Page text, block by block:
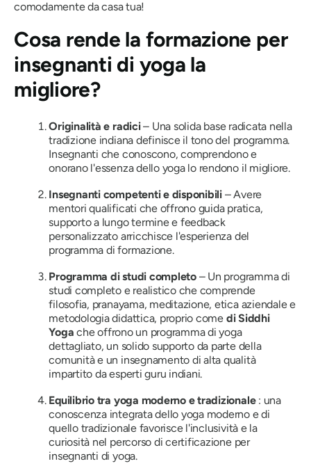
comodamente da casa tua!
Cosa rende la formazione per
insegnanti di yoga la
migliore?
Originalità e radici– Una solida base radicata nella
tradizione indiana definisce il tono del programma.
Insegnanti che conoscono, comprendono e
onorano l'essenza dello yoga lo rendono il migliore.
Insegnanti competenti e disponibili– Avere
mentori qualificati che offrono guida pratica,
supporto a lungo termine e feedback
personalizzato arricchisce l'esperienza del
programma di formazione.
Programma di studi completo– Un programma di
studi completo e realistico che comprende
filosofia, pranayama, meditazione, etica aziendale e
metodologia didattica, proprio come di Siddhi
Yoga che offrono un programma di yoga
dettagliato, un solido supporto da parte della
comunità e un insegnamento di alta qualità
impartito da esperti guru indiani.
Equilibrio tra yoga moderno e tradizionale: una
conoscenza integrata dello yoga moderno e di
quello tradizionale favorisce l'inclusività e la
curiosità nel percorso di certificazione per
insegnanti di yoga.